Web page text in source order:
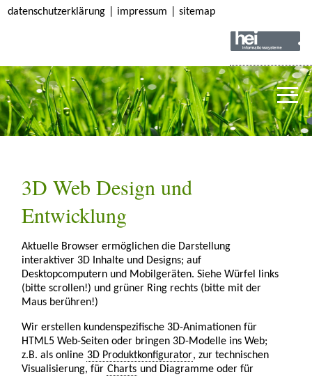
datenschutzerklärung impressum sitemap
3D Web Design und
Entwicklung
Aktuelle Browser ermöglichen die Darstellung
interaktiver 3D Inhalte und Designs; auf
Desktopcomputern und Mobilgeräten. Siehe Würfel links
(bitte scrollen!) und grüner Ring rechts (bitte mit der
Maus berühren!)
Wir erstellen kundenspezifische 3D-Animationen für
HTML5 Web-Seiten oder bringen 3D-Modelle ins Web;
z.B. als online 3D Produktkonfigurator, zur technischen
Visualisierung, für Charts und Diagramme oder für